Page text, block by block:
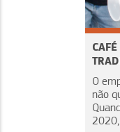
O
não
2020,